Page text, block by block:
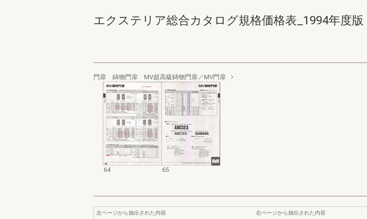
エクステリア総合カタログ規格価格表_1994年度版
門扉 鋳物門扉 MV超高級鋳物門扉／MV門扉
64 65
左ページから抽出された内容
右ページから抽出された内容